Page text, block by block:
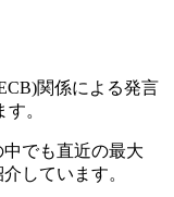
関係による発言
。
でも直近の最大
しています。